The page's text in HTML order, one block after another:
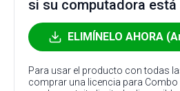
si su computadora
ELIMÍNELO AHORA
Para usar el producto con todas
comprar una licencia para Combo